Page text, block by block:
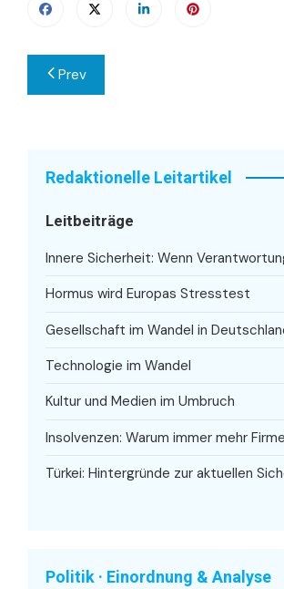
Beitragsnavigation
Prev
Redaktionelle Leitartikel
Leitbeiträge
Innere Sicherheit: Wenn
Hormus wird Europas Stresstest
Gesellschaft im Wandel in
Technologie im Wandel
Kultur und Medien im Umbruch
Insolvenzen: Warum immer mehr
Türkei: Hintergründe zur aktuellen
Politik · Einordnung & Analyse